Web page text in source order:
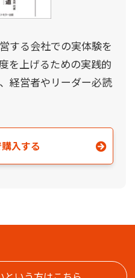
する会社での実体験を
を上げるための実践的
経営者やリーダー必読
入する